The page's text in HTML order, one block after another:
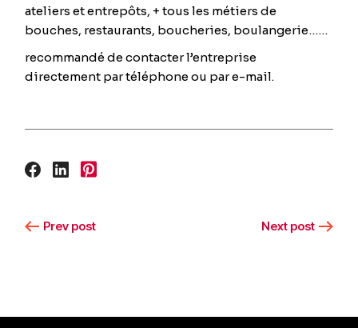
ateliers et entrepôts, + tous les métiers de
bouches, restaurants, boucheries, boulangerie……
recommandé de contacter l’entreprise
directement par téléphone ou par e-mail.
Prev post Next post